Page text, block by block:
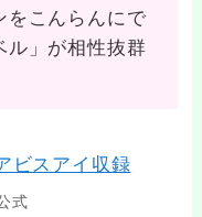
をこんらんにで
ル」が相性抜群
式